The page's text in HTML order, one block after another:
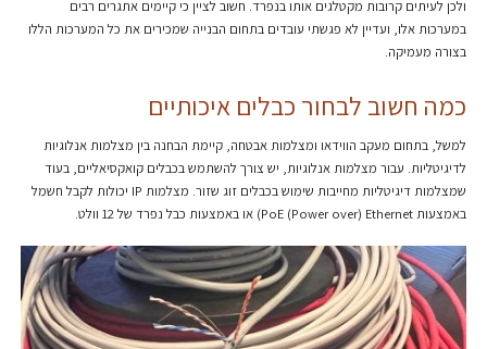
ולכן לעיתים קרובות מקטלגים אותו בנפרד. חשוב לציין כי קיימים אתגרים רבים
במערכות אלו, ועדיין לא פגשתי עובדים בתחום הבנייה שמכירים את כל המערכות הללו
בצורה מעמיקה.
כמה חשוב לבחור כבלים איכותיים
למשל, בתחום מעקב הווידאו ומצלמות אבטחה, קיימת הבחנה בין מצלמות אנלוגיות
לדיגיטליות. עבור מצלמות אנלוגיות, יש צורך להשתמש בכבלים קואקסיאליים, בעוד
שמצלמות דיגיטליות מחייבות שימוש בכבלים זוג שזור. מצלמות IP יכולות לקבל חשמל
באמצעות PoE (Power over) Ethernet) או באמצעות כבל נפרד של 12 וולט.